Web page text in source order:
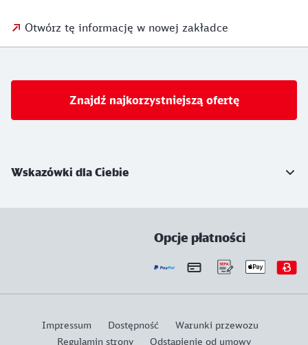
Otwórz tę informację w nowej zakładce
Znajdź najkorzystniejszą ofertę
Wskazówki dla Ciebie
Opcje płatności
Impressum Dostępność
Warunki przewozu
Regulamin strony
Odstąpienie od umowy